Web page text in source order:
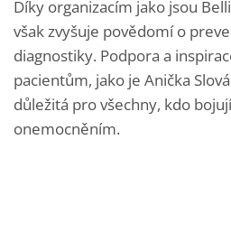
Díky organizacím jako jsou
však zvyšuje povědomí o
diagnostiky. Podpora a
pacientům, jako je Anička
důležitá pro všechny, kdo
onemocněním.